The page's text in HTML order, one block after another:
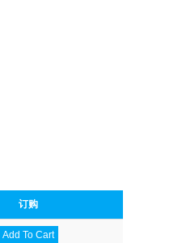
订购
Add To Cart